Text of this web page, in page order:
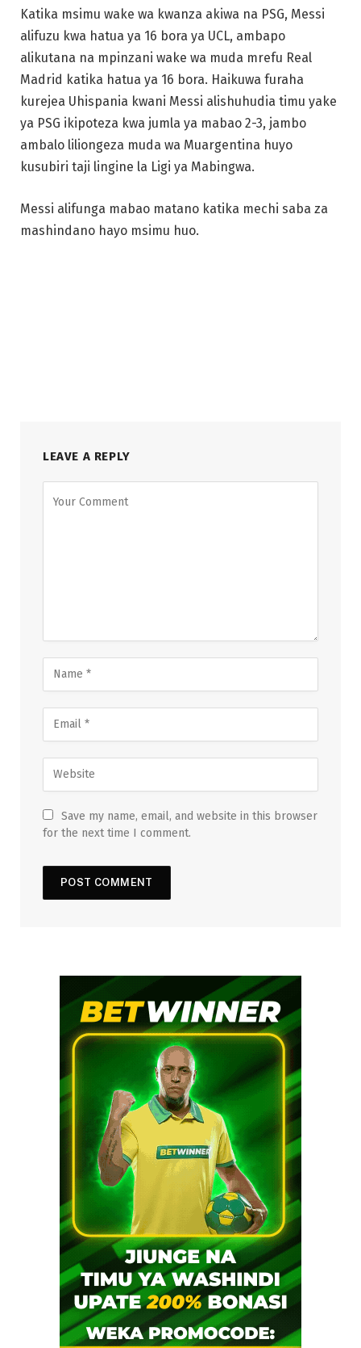
Katika msimu wake wa kwanza akiwa na PSG, Messi
alifuzu kwa hatua ya 16 bora ya UCL, ambapo
alikutana na mpinzani wake wa muda mrefu Real
Madrid katika hatua ya 16 bora. Haikuwa furaha
kurejea Uhispania kwani Messi alishuhudia timu yake
ya PSG ikipoteza kwa jumla ya mabao 2-3, jambo
ambalo liliongeza muda wa Muargentina huyo
kusubiri taji lingine la Ligi ya Mabingwa.
Messi alifunga mabao matano katika mechi saba za
mashindano hayo msimu huo.
LEAVE A REPLY
Save my name, email, and website in this browser
for the next time I comment.